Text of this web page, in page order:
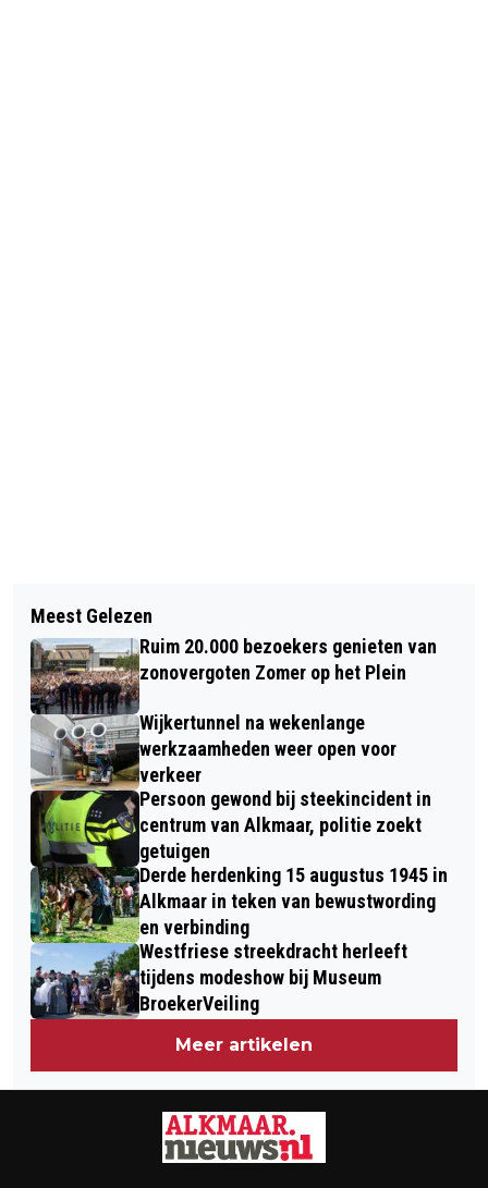
BLOKKER (HER)OPENT KOMENDE
MAANDEN 37 VESTIGINGEN
WAARONDER HEEMSKERK EN HEILOO
ALBERT HEIJN DE MARE IN ALKMAAR
TWEE WEKEN GESLOTEN WEGENS
VERBOUWING
Meest Gelezen
Ruim 20.000 bezoekers genieten van
zonovergoten Zomer op het Plein
Wijkertunnel na wekenlange
werkzaamheden weer open voor
verkeer
Persoon gewond bij steekincident in
centrum van Alkmaar, politie zoekt
getuigen
Derde herdenking 15 augustus 1945 in
Alkmaar in teken van bewustwording
en verbinding
Westfriese streekdracht herleeft
tijdens modeshow bij Museum
BroekerVeiling
Meer artikelen